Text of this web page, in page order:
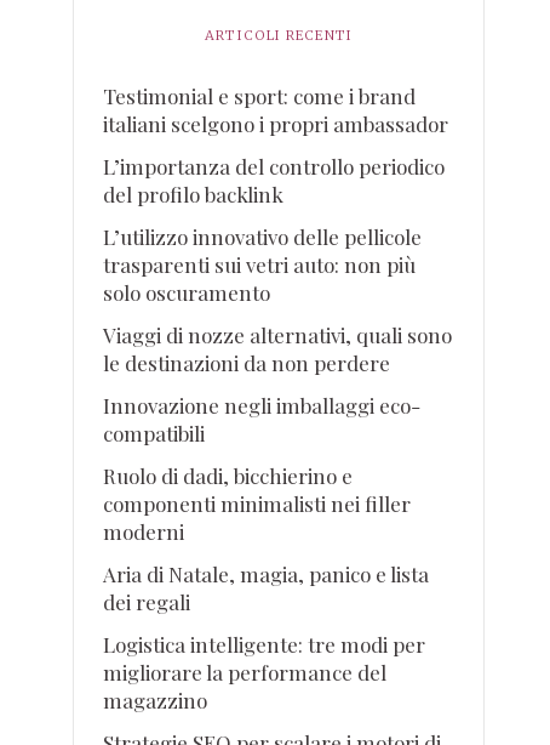
ARTICOLI RECENTI
Testimonial e sport: come i brand
italiani scelgono i propri ambassador
L’importanza del controllo periodico
del profilo backlink
L’utilizzo innovativo delle pellicole
trasparenti sui vetri auto: non più
solo oscuramento
Viaggi di nozze alternativi, quali sono
le destinazioni da non perdere
Innovazione negli imballaggi eco-
compatibili
Ruolo di dadi, bicchierino e
componenti minimalisti nei filler
moderni
Aria di Natale, magia, panico e lista
dei regali
Logistica intelligente: tre modi per
migliorare la performance del
magazzino